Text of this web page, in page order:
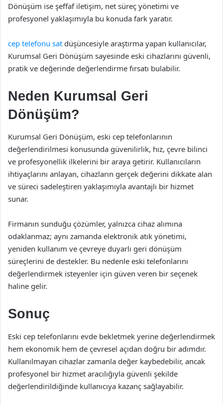
Dönüşüm ise şeffaf iletişim, net süreç yönetimi ve
profesyonel yaklaşımıyla bu konuda fark yaratır.
cep telefonu sat düşüncesiyle araştırma yapan kullanıcılar,
Kurumsal Geri Dönüşüm sayesinde eski cihazlarını güvenli,
pratik ve değerinde değerlendirme fırsatı bulabilir.
Neden Kurumsal Geri
Dönüşüm?
Kurumsal Geri Dönüşüm, eski cep telefonlarının
değerlendirilmesi konusunda güvenilirlik, hız, çevre bilinci
ve profesyonellik ilkelerini bir araya getirir. Kullanıcıların
ihtiyaçlarını anlayan, cihazların gerçek değerini dikkate alan
ve süreci sadeleştiren yaklaşımıyla avantajlı bir hizmet
sunar.
Firmanın sunduğu çözümler, yalnızca cihaz alımına
odaklanmaz; aynı zamanda elektronik atık yönetimi,
yeniden kullanım ve çevreye duyarlı geri dönüşüm
süreçlerini de destekler. Bu nedenle eski telefonlarını
değerlendirmek isteyenler için güven veren bir seçenek
haline gelir.
Sonuç
Eski cep telefonlarını evde bekletmek yerine değerlendirmek
hem ekonomik hem de çevresel açıdan doğru bir adımdır.
Kullanılmayan cihazlar zamanla değer kaybedebilir, ancak
profesyonel bir hizmet aracılığıyla güvenli şekilde
değerlendirildiğinde kullanıcıya kazanç sağlayabilir.